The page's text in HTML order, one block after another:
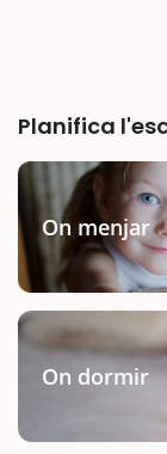
Planifica
On menjar
On dormir